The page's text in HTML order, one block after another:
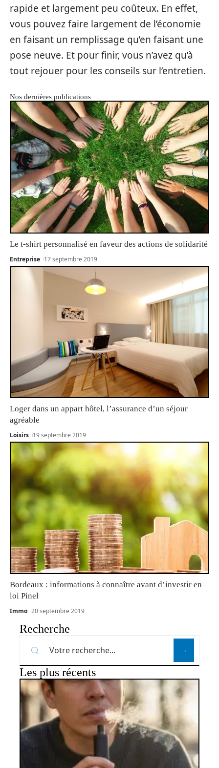
rapide et largement peu coûteux. En effet,
vous pouvez faire largement de l’économie
en faisant un remplissage qu’en faisant une
pose neuve. Et pour finir, vous n’avez qu’à
tout rejouer pour les conseils sur l’entretien.
Nos dernières publications
Le t-shirt personnalisé en faveur des actions de solidarité
Entreprise 17 septembre 2019
Loger dans un appart hôtel, l’assurance d’un séjour
agréable
Loisirs 19 septembre 2019
Bordeaux : informations à connaître avant d’investir en
loi Pinel
Immo 20 septembre 2019
Recherche
Les plus récents